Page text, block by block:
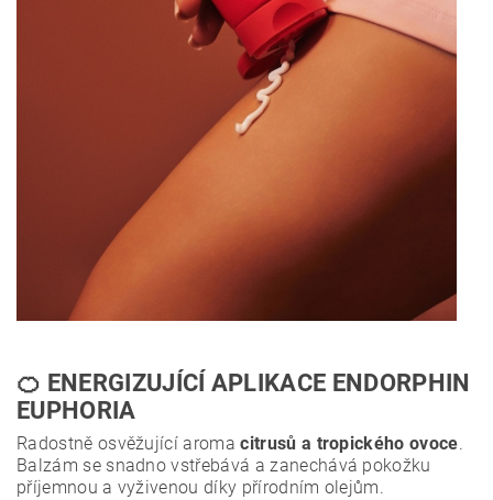
🍊 ENERGIZUJÍCÍ APLIKACE ENDORPHIN
EUPHORIA
Radostně osvěžující aromacitrusů a tropického ovoce.
Balzám se snadno vstřebává a zanechává pokožku
příjemnou a vyživenou díky přírodním olejům.